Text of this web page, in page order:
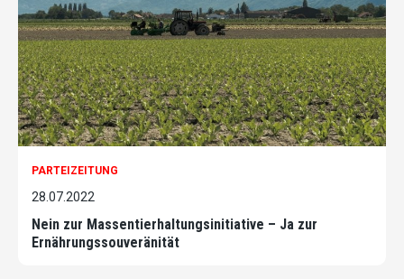
PARTEIZEITUNG
28.07.2022
Nein zur Massentierhaltungsinitiative – Ja zur
Ernährungssouveränität